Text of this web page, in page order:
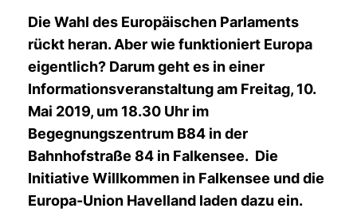
Die Wahl des Europäischen Parlaments
rückt heran. Aber wie funktioniert Europa
eigentlich? Darum geht es in einer
Informationsveranstaltung am Freitag, 10.
Mai 2019, um 18.30 Uhr im
Begegnungszentrum B84 in der
Bahnhofstraße 84 in Falkensee. Die
Initiative Willkommen in Falkensee und die
Europa-Union Havelland laden dazu ein.